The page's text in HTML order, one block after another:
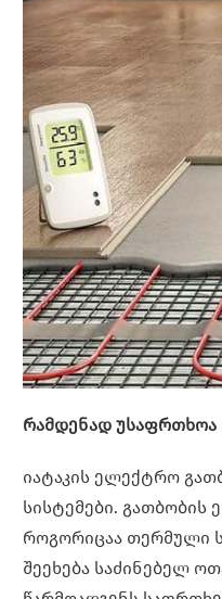
რამდენად უსაფრთხოა
იატაკის ელექტრო
სისტემები. გათბობის
როგორიცაა თერმული
შეეხება საძინებელ